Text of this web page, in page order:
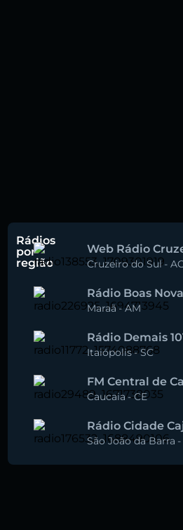
Rádios
por
região
Web Rádio
Cruzeiro do Sul-
Rádio Boas
Maraã-AM
Rádio Demais
Itaiópolis-SC
FM Central de
Caucaia-CE
Rádio Cidade
São João da Barra -